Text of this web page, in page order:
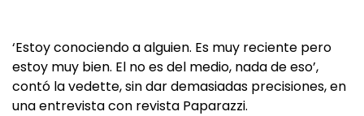
‘Estoy conociendo a alguien. Es muy reciente pero
estoy muy bien. El no es del medio, nada de eso’,
contó la vedette, sin dar demasiadas precisiones, en
una entrevista con revista Paparazzi.